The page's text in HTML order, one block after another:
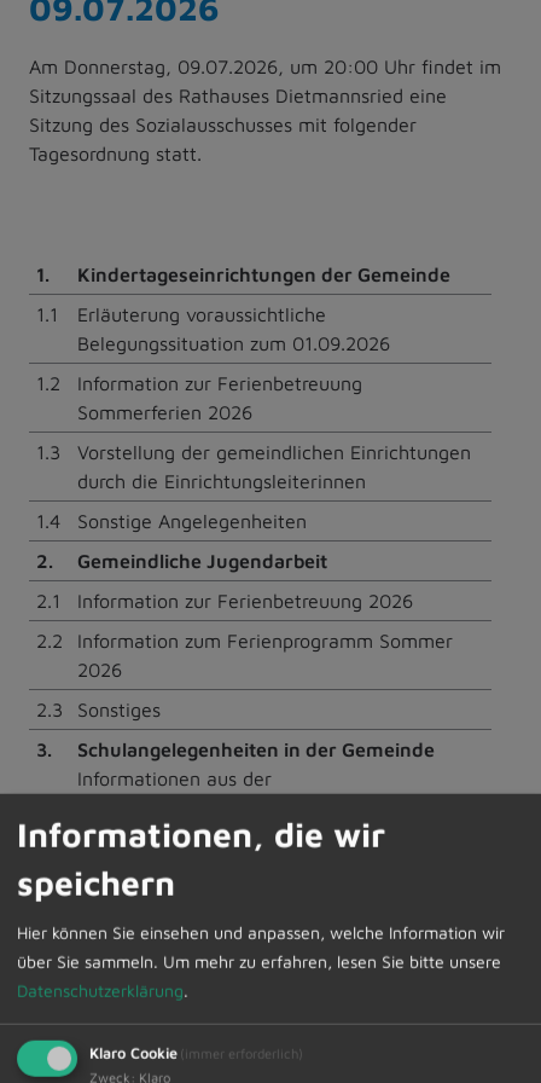
Am Donnerstag, 09.07.2026, um 20:00 Uhr findet im
Sitzungssaal des Rathauses Dietmannsried eine
Sitzung des Sozialausschusses mit folgender
Tagesordnung statt.
1.
Kindertageseinrichtungen der Gemeinde
1.1
Erläuterung voraussichtliche
Belegungssituation zum 01.09.2026
1.2
Information zur Ferienbetreuung
Sommerferien 2026
1.3
Vorstellung der gemeindlichen Einrichtungen
durch die Einrichtungsleiterinnen
1.4
Sonstige Angelegenheiten
2.
Gemeindliche Jugendarbeit
2.1
Information zur Ferienbetreuung 2026
2.2
Information zum Ferienprogramm Sommer
2026
2.3
Sonstiges
3.
Schulangelegenheiten in der Gemeinde
Informationen aus der
4.
Bevölkerungsprognose Hildesheimer Modell
Stichtagsberechnung 31.12.2025
Landkreistendenzen
5.
Mitteilungen
Informationen, die wir
speichern
Hier können Sie einsehen und anpassen, welche Information wir
über Sie sammeln. Um mehr zu erfahren, lesen Sie bitte unsere
Datenschutzerklärung.
Klaro Cookie (immer erforderlich)
Zweck : Klaro